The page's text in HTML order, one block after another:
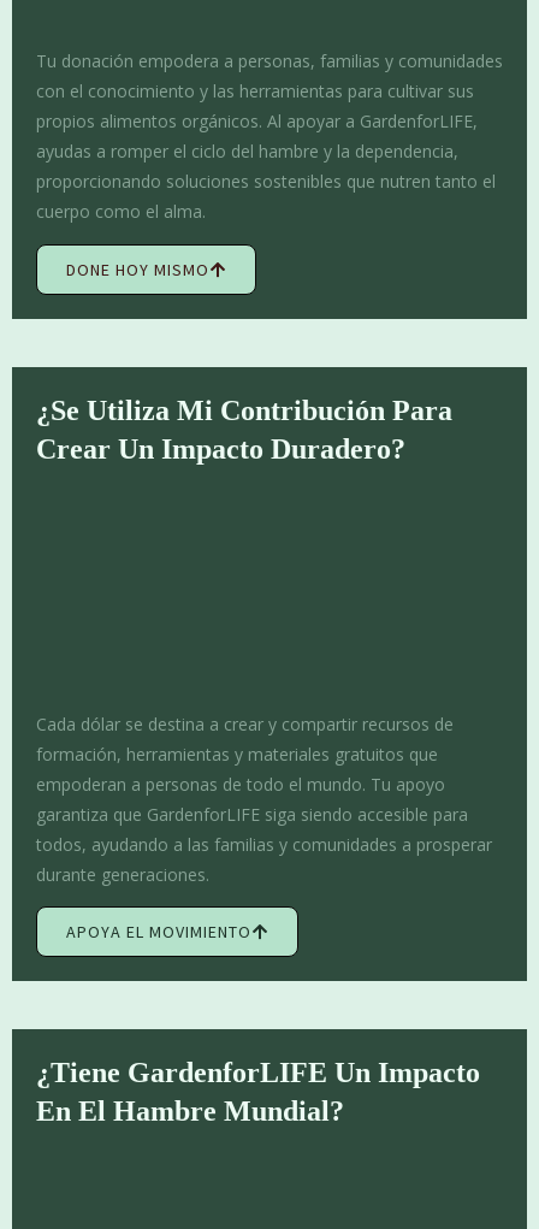
Tu donación empodera a personas, familias y comunidades
con el conocimiento y las herramientas para cultivar sus
propios alimentos orgánicos. Al apoyar a GardenforLIFE,
ayudas a romper el ciclo del hambre y la dependencia,
proporcionando soluciones sostenibles que nutren tanto el
cuerpo como el alma.
DONE HOY MISMO
¿Se Utiliza Mi Contribución Para
Crear Un Impacto Duradero?
Cada dólar se destina a crear y compartir recursos de
formación, herramientas y materiales gratuitos que
empoderan a personas de todo el mundo. Tu apoyo
garantiza que GardenforLIFE siga siendo accesible para
todos, ayudando a las familias y comunidades a prosperar
durante generaciones.
APOYA EL MOVIMIENTO
¿Tiene GardenforLIFE Un Impacto
En El Hambre Mundial?